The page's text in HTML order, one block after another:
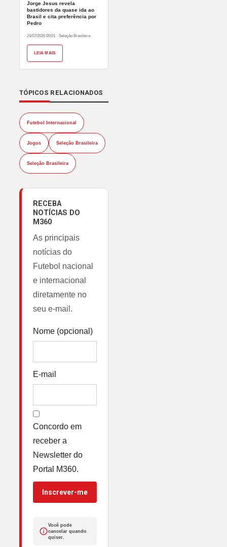
Jorge Jesus revela
bastidores da quase ida ao
Brasil e cita preferência por
Pedro
21/07/2026 00:01 · Seleção Brasileira
LEIA MAIS
TÓPICOS RELACIONADOS
Futebol Internacional
Jogos Seleção Brasileira
Seleção Brasileira
RECEBA
NOTÍCIAS DO
M360
As principais
notícias do
Futebol nacional
e internacional
diretamente no
seu e-mail.
Nome (opcional)
E-mail
Concordo em
receber a
Newsletter do
Portal M360.
Inscrever-me
Você pode
cancelar quando
quiser.